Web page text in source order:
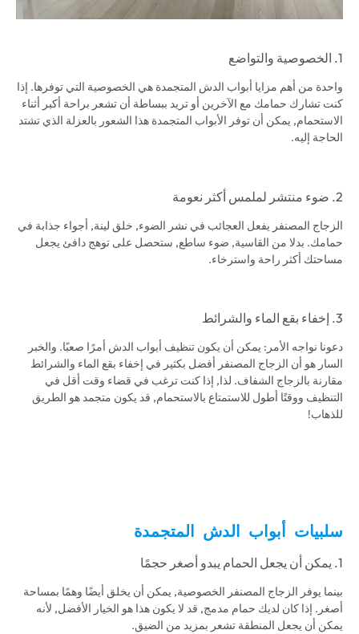
واحدة من أهم مزايا أبواب الدش المتجمدة هي الخصوصية التي توفرها. إذا
كنت تشارك حمامك مع الآخرين أو تريد ببساطة أن تشعر براحة أكبر أثناء
الاستحمام, يمكن أن توفر الأبواب المتجمدة هذا الشعور بالعزلة الذي تشتد
الحاجة إليه.
2. ضوء منتشر لملمس أكثر نعومة
الزجاج المصنفر يفعل العجائب في نشر الضوء, خلق لينة, أجواء جذابة في
حمامك. بدلا من القاسية, ضوء ساطع, ستحصل على توهج دافئ يجعل
مساحتك أكثر راحة واسترخاء.
3. إخفاء بقع الماء والشرائط
دعونا نواجه الأمر: يمكن أن يكون تنظيف أبواب الدش أمرًا صعبًا. والخبر
السار هو أن الزجاج المصنفر أفضل بكثير في إخفاء بقع الماء والشرائط
مقارنة بالزجاج الشفاف. لذا, إذا كنت ترغب في قضاء وقت أقل في
التنظيف ووقتًا أطول للاستمتاع بالاستحمام, قد يكون متجمد هو الطريق
للذهاب!
سلبيات أبواب الدش المتجمدة
بينما يوفر الزجاج المصنفر الخصوصية, يمكن أن يخلق أيضًا وهمًا بمساحة
أصغر. إذا كان لديك حمام مدمج, قد لا يكون هذا هو الخيار الأفضل, لأنه
يمكن أن يجعل المنطقة تشعر بمزيد من الضيق.